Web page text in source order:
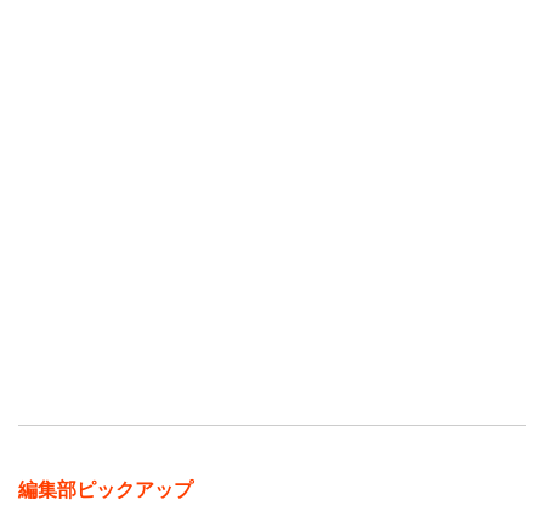
編集部ピックアップ